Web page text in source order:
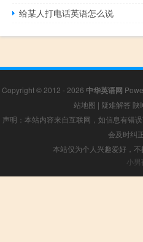
给某人打电话英语怎么说
Copyright © 2012 - 2026 中华英语网
站地图 | 疑难解答 陕
声明：本站内容来自互联网，如信息有错
会及时纠
本站仅为个人兴趣爱好，
小男